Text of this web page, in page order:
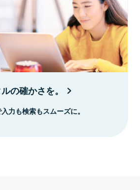
の確かさを。
力も検索もスムーズに。